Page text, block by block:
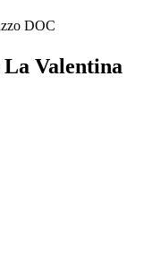
DOC
Valentina